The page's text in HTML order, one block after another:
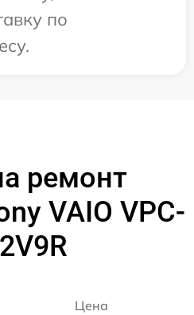
по
ремонт
VAIO VPC-
Цена